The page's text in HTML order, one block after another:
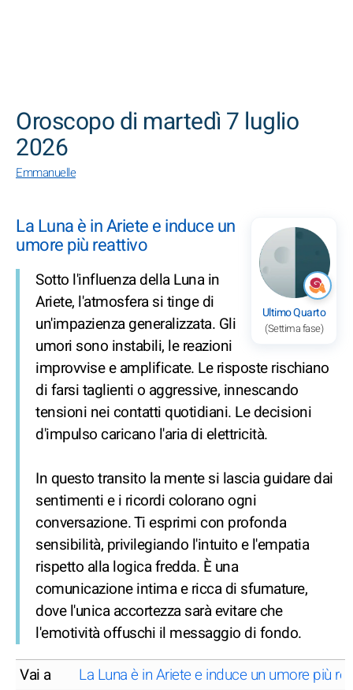
Oroscopo di martedì 7 luglio
2026
Emmanuelle
Ultimo Quarto
(Settima fase)
La Luna è in Ariete e induce un
umore più reattivo
Sotto l'influenza della Luna in
Ariete, l'atmosfera si tinge di
un'impazienza generalizzata. Gli
umori sono instabili, le reazioni
improvvise e amplificate. Le risposte rischiano
di farsi taglienti o aggressive, innescando
tensioni nei contatti quotidiani. Le decisioni
d'impulso caricano l'aria di elettricità.
In questo transito la mente si lascia guidare dai
sentimenti e i ricordi colorano ogni
conversazione. Ti esprimi con profonda
sensibilità, privilegiando l'intuito e l'empatia
rispetto alla logica fredda. È una
comunicazione intima e ricca di sfumature,
dove l'unica accortezza sarà evitare che
l'emotività offuschi il messaggio di fondo.
Vai a
La Luna è in Ariete e induce un umore più